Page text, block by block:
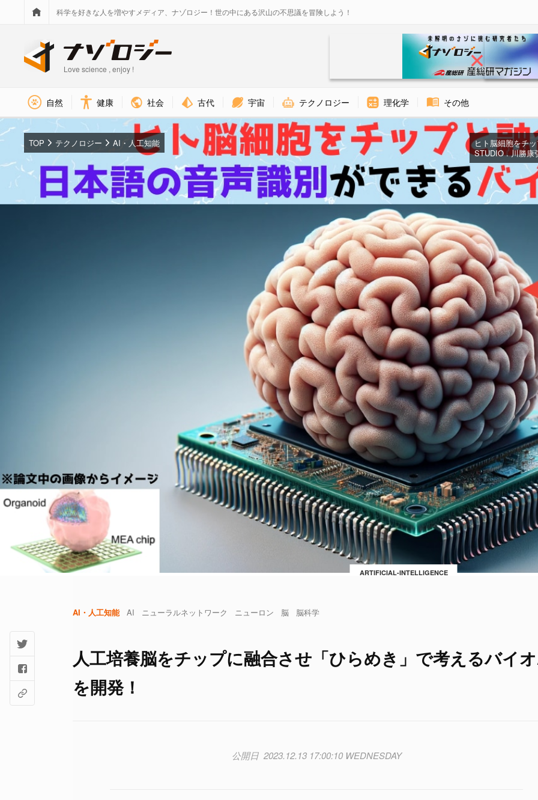
科学を好きな人を増やすメディア、ナゾロジー！世の中にある沢山の不思議を冒険しよう！
Love science , enjoy !
自然 健康 社会 古代 宇宙 テクノロジー 理化学 その他
ヒト脳細胞をチ
STUDIO . 川勝康
ARTIFICIAL-INTELLIGENCE
TOP テクノロジー AI・人工知能
AI・人工知能 AI ニューラルネットワーク ニューロン 脳 脳科学
人工培養脳をチップに融合させ「ひらめき」で考えるバイ
を開発！
2023.12.13 17:00:10 WEDNESDAY